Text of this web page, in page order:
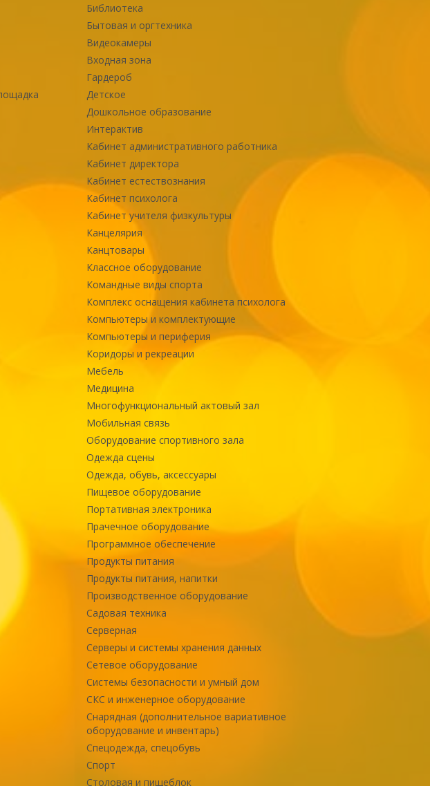
Библиотека
Бытовая и оргтехника
Видеокамеры
Входная зона
Гардероб
Детское
Дошкольное образование
Интерактив
Кабинет административного работника
Кабинет директора
Кабинет естествознания
Кабинет психолога
Кабинет учителя физкультуры
Канцелярия
Канцтовары
Классное оборудование
Командные виды спорта
Комплекс оснащения кабинета психолога
Компьютеры и комплектующие
Компьютеры и периферия
Коридоры и рекреации
Мебель
Медицина
Многофункциональный актовый зал
Мобильная связь
Оборудование спортивного зала
Одежда сцены
Одежда, обувь, аксессуары
Пищевое оборудование
Портативная электроника
Прачечное оборудование
Программное обеспечение
Продукты питания
Продукты питания, напитки
Производственное оборудование
Садовая техника
Серверная
Серверы и системы хранения данных
Сетевое оборудование
Системы безопасности и умный дом
СКС и инженерное оборудование
Снарядная (дополнительное вариативное
оборудование и инвентарь)
Спецодежда, спецобувь
Спорт
Столовая и пищеблок